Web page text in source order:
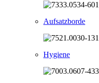
Aufsatzborde
Hygiene